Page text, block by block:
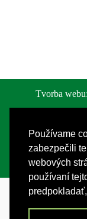
Používame
zabezpečili
webových
používaní
Tvorba